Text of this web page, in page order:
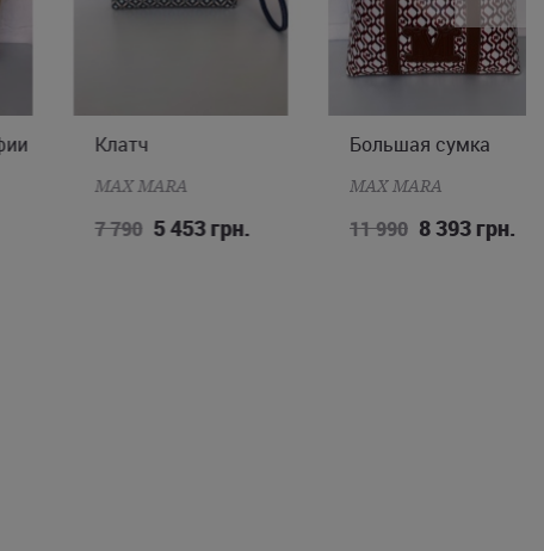
ONE SIZE
Клатч
MAX MARA
7 790 5 453 грн.
ONE SIZE
Большая сумка
MAX MARA
11 990 8 393 грн.